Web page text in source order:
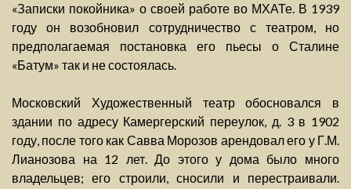
«Записки покойника» о своей работе во МХАТе. В 1939
году он возобновил сотрудничество с театром, но
предполагаемая постановка его пьесы о Сталине
«Батум» так и не состоялась.
Московский Художественный театр обосновался в
здании по адресу Камергерский переулок, д. 3 в 1902
году, после того как Савва Морозов арендовал его у Г.М.
Лианозова на 12 лет. До этого у дома было много
владельцев; его строили, сносили и перестраивали.